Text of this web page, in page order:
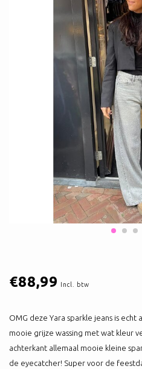
€88,99 Incl. btw
OMG deze Yara sparkle jeans is
mooie grijze wassing met wat kleur
achterkant allemaal mooie kleine
de eyecatcher! Super voor de